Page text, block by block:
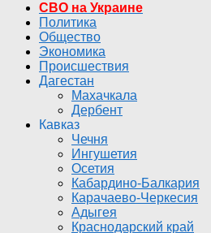
СВО на Украине
Политика
Общество
Экономика
Происшествия
Дагестан
Махачкала
Дербент
Кавказ
Чечня
Ингушетия
Осетия
Кабардино-Балкария
Карачаево-Черкесия
Адыгея
Краснодарский край